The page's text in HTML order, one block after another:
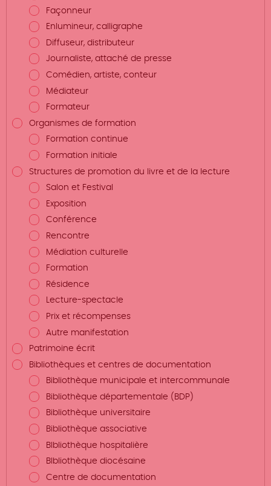
Façonneur
Enlumineur, calligraphe
Diffuseur, distributeur
Journaliste, attaché de presse
Comédien, artiste, conteur
Médiateur
Formateur
Organismes de formation
Formation continue
Formation initiale
Structures de promotion du livre et de la lecture
Salon et Festival
Exposition
Conférence
Rencontre
Médiation culturelle
Formation
Résidence
Lecture-spectacle
Prix et récompenses
Autre manifestation
Patrimoine écrit
Bibliothèques et centres de documentation
Bibliothèque municipale et intercommunale
Bibliothèque départementale (BDP)
Bibliothèque universitaire
Bibliothèque associative
BIbliothèque hospitalière
BIbliothèque diocésaine
Centre de documentation